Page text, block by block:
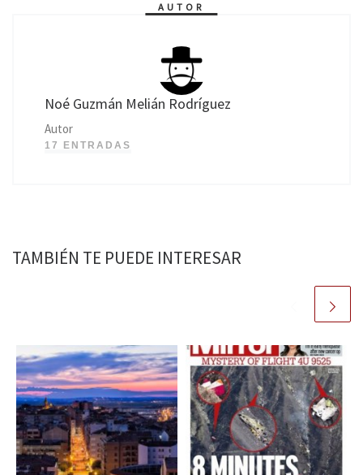
AUTOR
Noé Guzmán Melián Rodríguez
Autor
17 ENTRADAS
TAMBIÉN TE PUEDE INTERESAR